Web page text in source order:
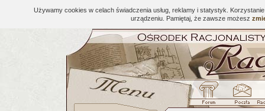
Używamy cookies w celach świadczenia usług, reklamy i statystyk.
urządzeniu. Pamiętaj, że zawsze możesz